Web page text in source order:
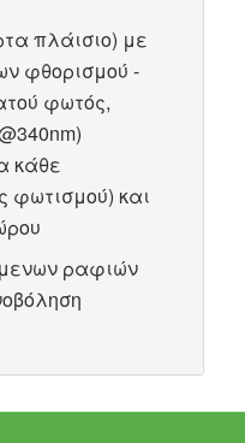
πλάισιο) με
φθορισμού -
φωτός,
κάθε
φωτισμού) και
ραφιών